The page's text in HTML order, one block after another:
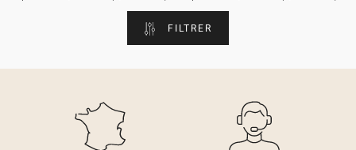
Carte de voeux 100% personnalisable
★ Demande d'échantillons
★ Demande de devis
Cartes postales
Etiquettes d'enveloppe
FILTRER